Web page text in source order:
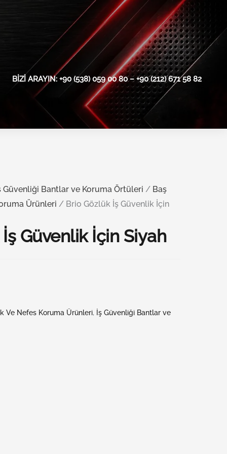
BIZI ARAYIN: +90 (538) 059 00 80 – +90 (212) 671 58 82
Güvenliği Bantlar ve Koruma Örtüleri / Baş
Ürünleri / Brio Gözlük İş Güvenlik İçin
Güvenlik İçin Siyah
Ve Nefes Koruma Ürünleri, İş Güvenliği Bantlar ve